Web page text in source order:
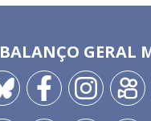
BALANÇO GERAL